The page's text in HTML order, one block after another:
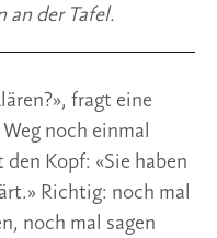
an der Tafel.
fragt eine
noch einmal
Kopf: «Sie haben
Richtig: noch mal
noch mal sagen